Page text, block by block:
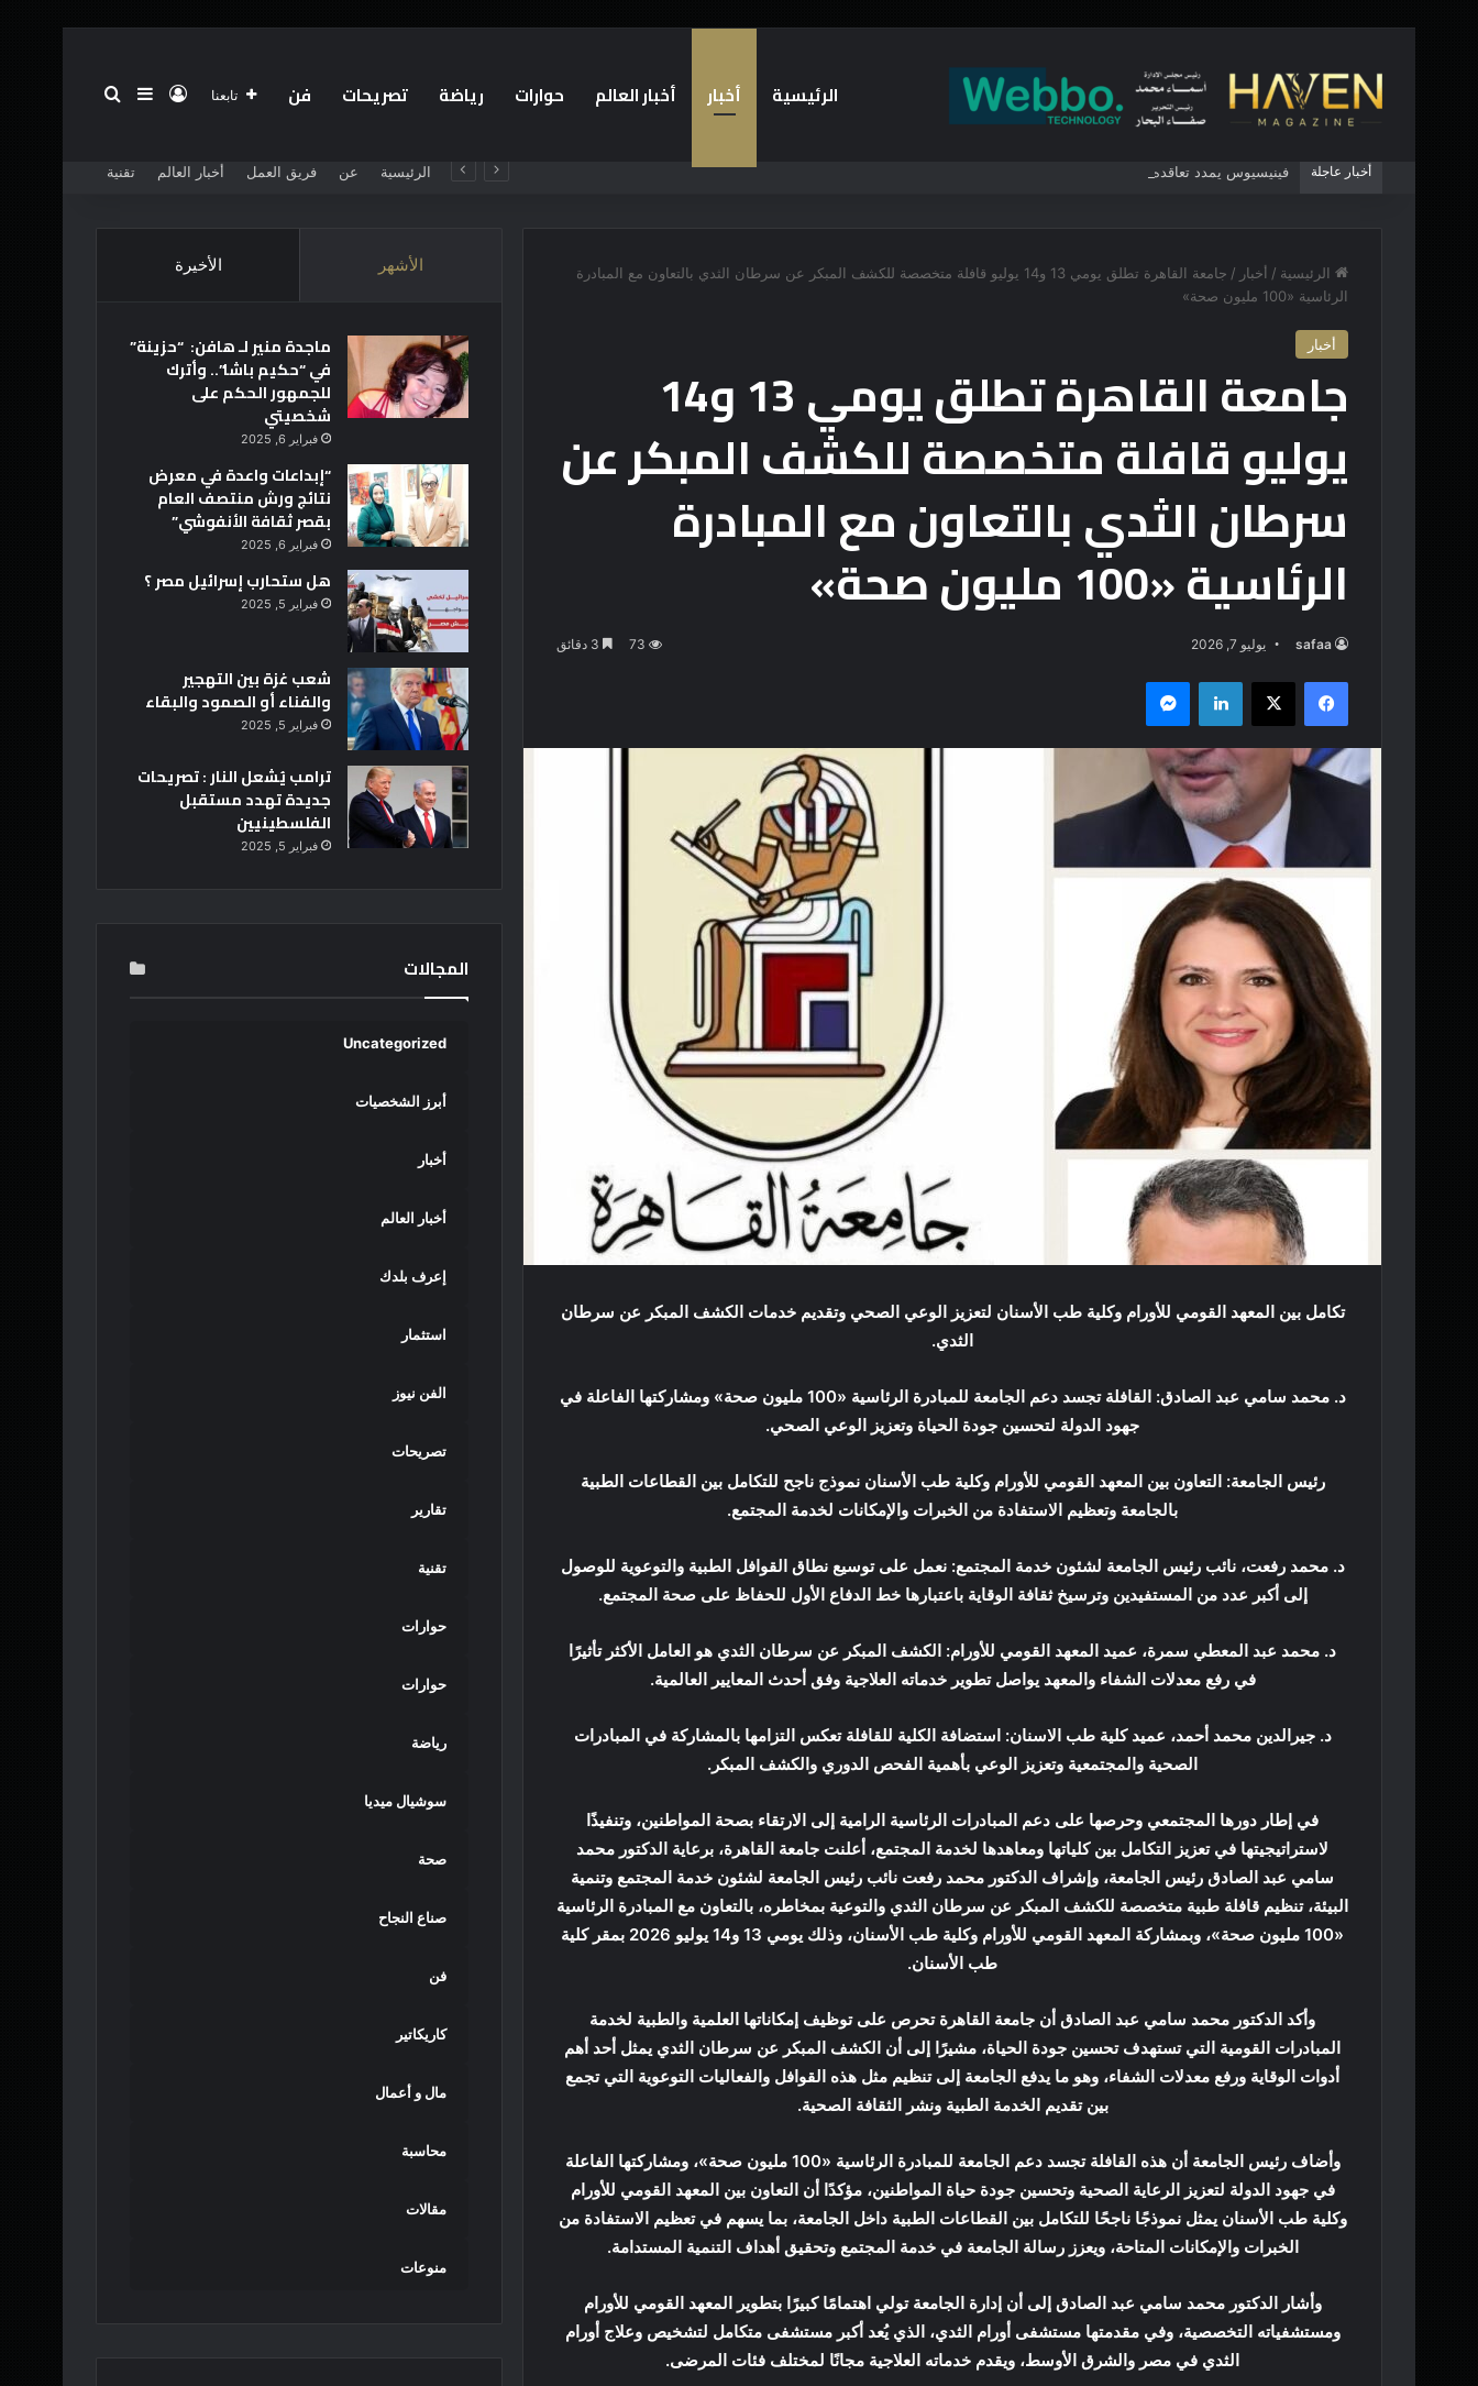
الرئيسية أخبار أخبار العالم حوارات رياضة تصريحات فن تابعنا تسجيل الدخول
إضافة عمود جانبي
أخبار عاجلة فينيسيوس يمدد تعاقده مع ريال مدريد الرئيسية عن فريق العمل أخبار العالم تقنية
الرئيسية / أخبار /
جامعة القاهرة تطلق يومي 13 و14 يوليو قافلة متخصصة للكشف المبكر عن سرطان الثدي بالتعاون مع المبادرة
الرئاسية «100 مليون صحة»
أخبار
جامعة القاهرة تطلق يومي 13 و14
يوليو قافلة متخصصة للكشف المبكر عن
سرطان الثدي بالتعاون مع المبادرة
الرئاسية «100 مليون صحة»
safaa يوليو 7, 2026 73
فيسبوك لينكدإن
تكامل بين المعهد القومي للأورام وكلية طب الأسنان لتعزيز الوعي الصحي وتقديم خدمات الكشف المبكر عن سرطان
الثدي.
د. محمد سامي عبد الصادق: القافلة تجسد دعم الجامعة للمبادرة الرئاسية «100 مليون صحة» ومشاركتها الفاعلة في
جهود الدولة لتحسين جودة الحياة وتعزيز الوعي الصحي.
رئيس الجامعة: التعاون بين المعهد القومي للأورام وكلية طب الأسنان نموذج ناجح للتكامل بين القطاعات الطبية
بالجامعة وتعظيم الاستفادة من الخبرات والإمكانات لخدمة المجتمع.
د. محمد رفعت، نائب رئيس الجامعة لشئون خدمة المجتمع: نعمل على توسيع نطاق القوافل الطبية والتوعوية للوصول
إلى أكبر عدد من المستفيدين وترسيخ ثقافة الوقاية باعتبارها خط الدفاع الأول للحفاظ على صحة المجتمع.
د. محمد عبد المعطي سمرة، عميد المعهد القومي للأورام: الكشف المبكر عن سرطان الثدي هو العامل الأكثر تأثيرًا
في رفع معدلات الشفاء والمعهد يواصل تطوير خدماته العلاجية وفق أحدث المعايير العالمية.
د. جيرالدين محمد أحمد، عميد كلية طب الاسنان: استضافة الكلية للقافلة تعكس التزامها بالمشاركة في المبادرات
الصحية والمجتمعية وتعزيز الوعي بأهمية الفحص الدوري والكشف المبكر.
في إطار دورها المجتمعي وحرصها على دعم المبادرات الرئاسية الرامية إلى الارتقاء بصحة المواطنين، وتنفيذًا
لاستراتيجيتها في تعزيز التكامل بين كلياتها ومعاهدها لخدمة المجتمع، أعلنت جامعة القاهرة، برعاية الدكتور محمد
سامي عبد الصادق رئيس الجامعة، وإشراف الدكتور محمد رفعت نائب رئيس الجامعة لشئون خدمة المجتمع وتنمية
البيئة، تنظيم قافلة طبية متخصصة للكشف المبكر عن سرطان الثدي والتوعية بمخاطره، بالتعاون مع المبادرة الرئاسية
«100 مليون صحة»، وبمشاركة المعهد القومي للأورام وكلية طب الأسنان، وذلك يومي 13 و14 يوليو 2026 بمقر كلية
طب الأسنان.
وأكد الدكتور محمد سامي عبد الصادق أن جامعة القاهرة تحرص على توظيف إمكاناتها العلمية والطبية لخدمة
المبادرات القومية التي تستهدف تحسين جودة الحياة، مشيرًا إلى أن الكشف المبكر عن سرطان الثدي يمثل أحد أهم
أدوات الوقاية ورفع معدلات الشفاء، وهو ما يدفع الجامعة إلى تنظيم مثل هذه القوافل والفعاليات التوعوية التي تجمع
بين تقديم الخدمة الطبية ونشر الثقافة الصحية.
وأضاف رئيس الجامعة أن هذه القافلة تجسد دعم الجامعة للمبادرة الرئاسية «100 مليون صحة»، ومشاركتها الفاعلة
في جهود الدولة لتعزيز الرعاية الصحية وتحسين جودة حياة المواطنين، مؤكدًا أن التعاون بين المعهد القومي للأورام
وكلية طب الأسنان يمثل نموذجًا ناجحًا للتكامل بين القطاعات الطبية داخل الجامعة، بما يسهم في تعظيم الاستفادة من
الخبرات والإمكانات المتاحة، ويعزز رسالة الجامعة في خدمة المجتمع وتحقيق أهداف التنمية المستدامة.
وأشار الدكتور محمد سامي عبد الصادق إلى أن إدارة الجامعة تولي اهتمامًا كبيرًا بتطوير المعهد القومي للأورام
ومستشفياته التخصصية، وفي مقدمتها مستشفى أورام الثدي، الذي يُعد أكبر مستشفى متكامل لتشخيص وعلاج أورام
الثدي في مصر والشرق الأوسط، ويقدم خدماته العلاجية مجانًا لمختلف فئات المرضى.
الأشهر الأخيرة
ماجدة منير لـ هافن: “حزينة”
في “حكيم باشا”.. وأترك
للجمهور الحكم على
شخصيتي
فبراير 6, 2025
“إبداعات واعدة في معرض
نتائج ورش منتصف العام
بقصر ثقافة الأنفوشي”
فبراير 6, 2025
هل ستحارب إسرائيل مصر ؟
فبراير 5, 2025
شعب غزة بين التهجير
والفناء أو الصمود والبقاء
فبراير 5, 2025
ترامب يُشعل النار : تصريحات
جديدة تهدد مستقبل
الفلسطينيين
فبراير 5, 2025
المجالات
Uncategorized
أبرز الشخصيات
أخبار
أخبار العالم
إعرف بلدك
استثمار
الفن نيوز
تصريحات
تقارير
تقنية
حوارات
حوارات
رياضة
سوشيال ميديا
صحة
صناع النجاح
فن
كاريكاتير
مال و أعمال
محاسبة
مقالات
منوعات